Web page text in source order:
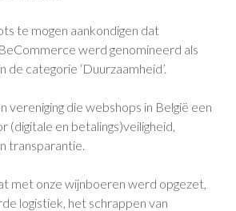
te mogen aankondigen dat
werd genomineerd als
de categorie ‘Duurzaamheid’.
vereniging die webshops in België een
(digitale en betalings)veiligheid,
transparantie.
met onze wijnboeren werd opgezet,
logistiek, het schrappen van